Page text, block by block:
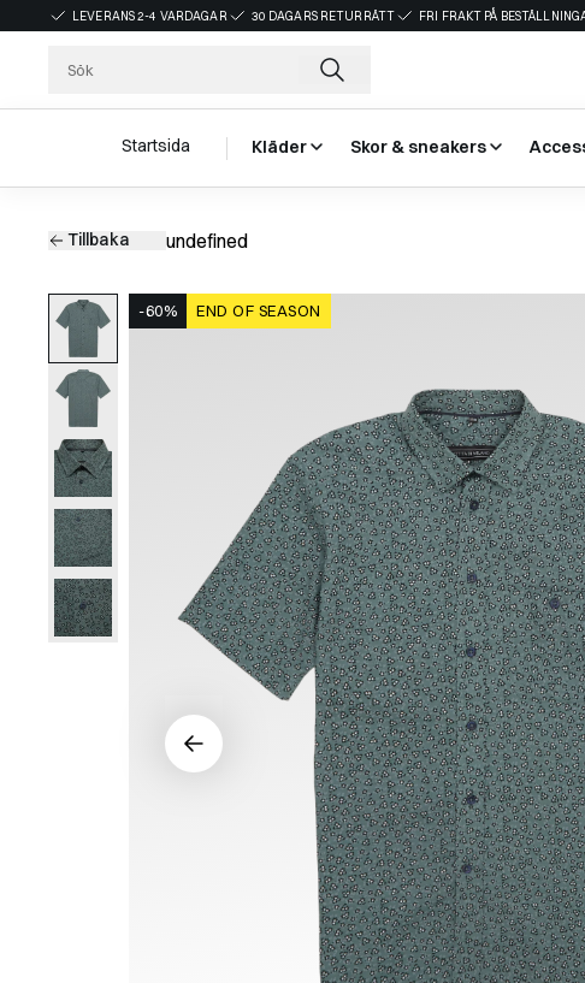
LEVERANS 2-4 VARDAGAR 30 DAGARS RETURRÄTT FRI FRAKT PÅ
Startsida Kläder Skor & sneakers
Tillbaka undefined
-60% END OF SEASON